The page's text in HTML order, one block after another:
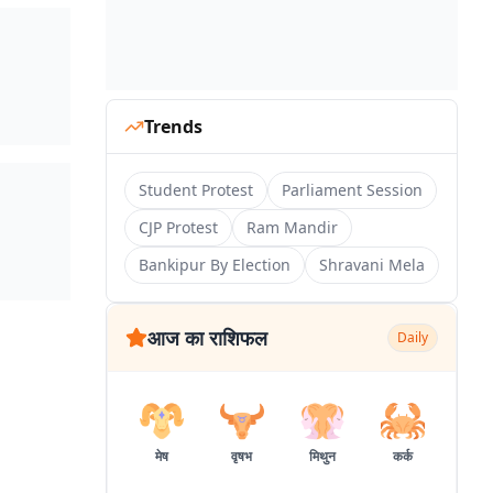
Trends
Student Protest
Parliament Session
CJP Protest
Ram Mandir
Bankipur By Election
Shravani Mela
आज का राशिफल Daily
मेष वृषभ मिथुन कर्क